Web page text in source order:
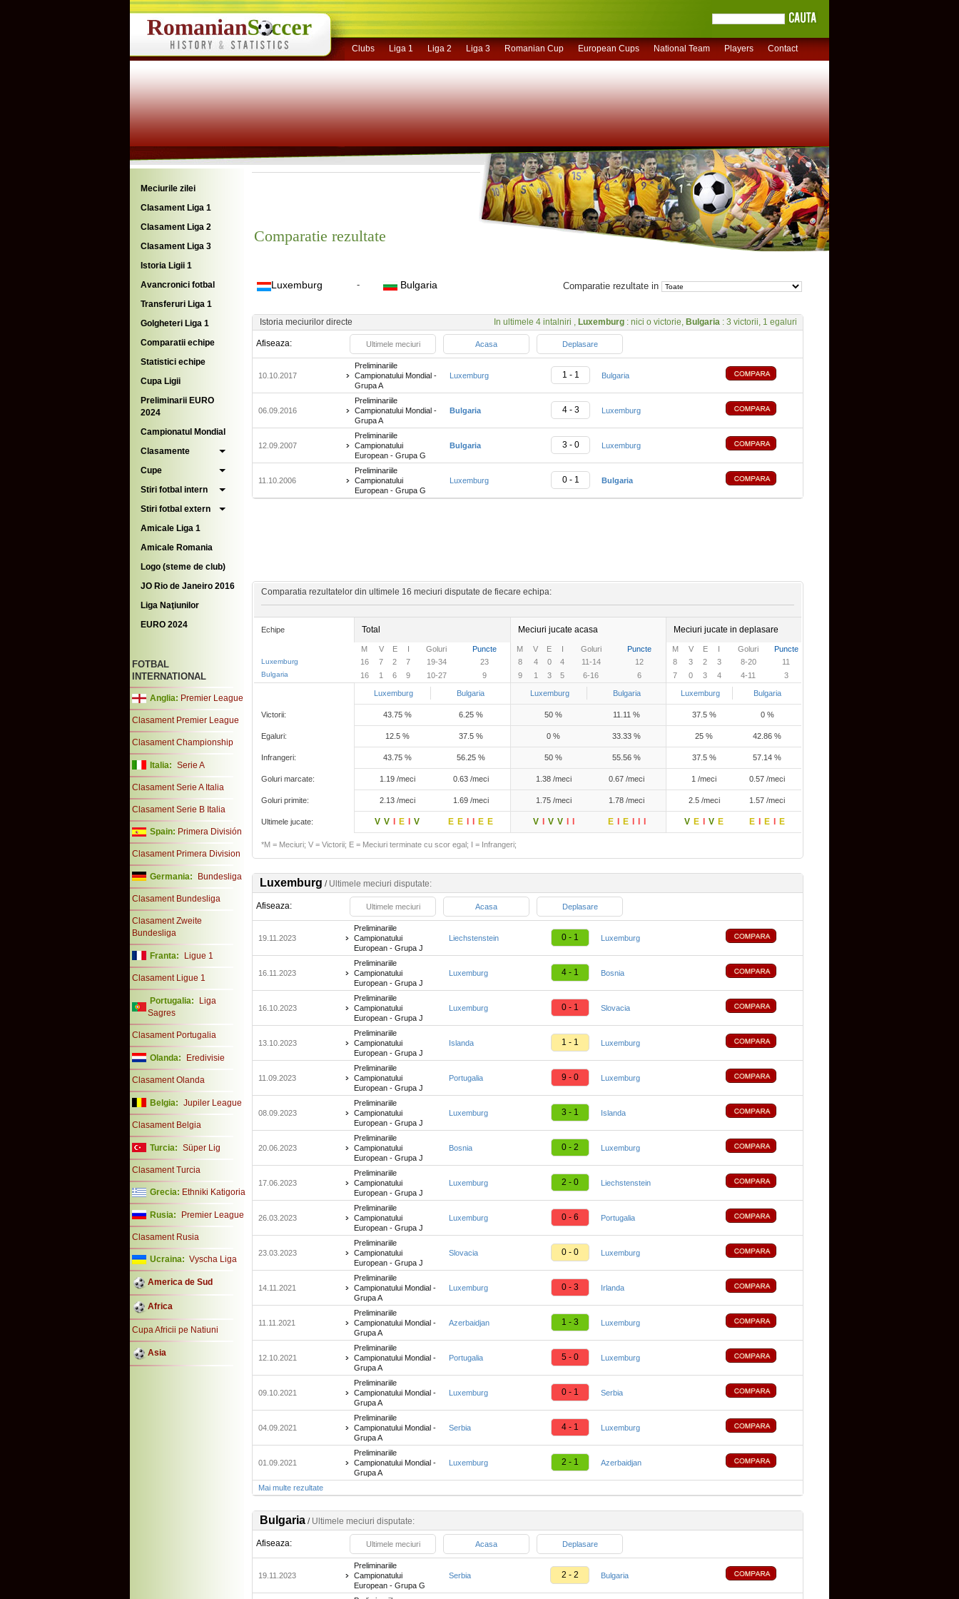
Clubs Liga 1 Liga 2 Liga 3 Romanian Cup European Cups National Team Players Contact
Meciurile zilei
Clasament Liga 1
Clasament Liga 2
Clasament Liga 3
Istoria Ligii 1
Avancronici fotbal
Transferuri Liga 1
Golgheteri Liga 1
Comparatii echipe
Statistici echipe
Cupa Ligii
Preliminarii EURO
2024
Campionatul Mondial
Clasamente
Cupe
Stiri fotbal intern
Stiri fotbal extern
Amicale Liga 1
Amicale Romania
Logo (steme de club)
JO Rio de Janeiro 2016
Liga Naţiunilor
EURO 2024
FOTBAL
INTERNATIONAL
Anglia: Premier League
Clasament Premier League
Clasament Championship
Italia: Serie A
Clasament Serie A Italia
Clasament Serie B Italia
Spain: Primera División
Clasament Primera Division
Germania: Bundesliga
Clasament Bundesliga
Clasament Zweite
Bundesliga
Franta: Ligue 1
Clasament Ligue 1
Portugalia:
Liga
Sagres
Clasament Portugalia
Olanda: Eredivisie
Clasament Olanda
Belgia: Jupiler League
Clasament Belgia
Turcia: Süper Lig
Clasament Turcia
Grecia: Ethniki Katigoria
Rusia: Premier League
Clasament Rusia
Ucraina: Vyscha Liga
America de Sud
Africa
Cupa Africii pe Natiuni
Asia
Comparatie rezultate
Luxemburg - Bulgaria Comparatie rezultate in
Istoria meciurilor directe In ultimele 4 intalniri , Luxemburg : nici o victorie, Bulgaria : 3 victorii, 1 egaluri
Afiseaza: Ultimele meciuri Acasa Deplasare
10.10.2017
Preliminariile
Campionatului Mondial -
Grupa A
Luxemburg 1 - 1 Bulgaria
06.09.2016
Preliminariile
Campionatului Mondial -
Grupa A
Bulgaria 4 - 3 Luxemburg
12.09.2007
Preliminariile
Campionatului
European - Grupa G
Bulgaria 3 - 0 Luxemburg
11.10.2006
Preliminariile
Campionatului
European - Grupa G
Luxemburg 0 - 1 Bulgaria
Comparatia rezultatelor din ultimele 16 meciuri disputate de fiecare echipa:
Echipe Total Meciuri jucate acasa Meciuri jucate in deplasare
M V E I Goluri Puncte M V E I Goluri Puncte M V E I Goluri Puncte
Luxemburg 16 7 2 7 19-34 23 8 4 0 4 11-14 12 8 3 2 3 8-20 11
Bulgaria 16 1 6 9 10-27 9 9 1 3 5 6-16 6 7 0 3 4 4-11 3
Luxemburg Bulgaria Luxemburg Bulgaria Luxemburg Bulgaria
Victorii: 43.75 % 6.25 % 50 % 11.11 % 37.5 % 0 %
Egaluri: 12.5 % 37.5 % 0 % 33.33 % 25 % 42.86 %
Infrangeri: 43.75 % 56.25 % 50 % 55.56 % 37.5 % 57.14 %
Goluri marcate: 1.19 /meci 0.63 /meci 1.38 /meci 0.67 /meci 1 /meci 0.57 /meci
Goluri primite: 2.13 /meci 1.69 /meci 1.75 /meci 1.78 /meci 2.5 /meci 1.57 /meci
Ultimele jucate: V V E V E E E E V V V E E V E V E E E E
*M = Meciuri; V = Victorii; E = Meciuri terminate cu scor egal; I = Infrangeri;
Luxemburg / Ultimele meciuri disputate:
Afiseaza: Ultimele meciuri Acasa Deplasare
19.11.2023
Preliminariile
Campionatului
European - Grupa J
Liechstenstein 0 - 1 Luxemburg
16.11.2023
Preliminariile
Campionatului
European - Grupa J
Luxemburg 4 - 1 Bosnia
16.10.2023
Preliminariile
Campionatului
European - Grupa J
Luxemburg 0 - 1 Slovacia
13.10.2023
Preliminariile
Campionatului
European - Grupa J
Islanda 1 - 1 Luxemburg
11.09.2023
Preliminariile
Campionatului
European - Grupa J
Portugalia 9 - 0 Luxemburg
08.09.2023
Preliminariile
Campionatului
European - Grupa J
Luxemburg 3 - 1 Islanda
20.06.2023
Preliminariile
Campionatului
European - Grupa J
Bosnia 0 - 2 Luxemburg
17.06.2023
Preliminariile
Campionatului
European - Grupa J
Luxemburg 2 - 0 Liechstenstein
26.03.2023
Preliminariile
Campionatului
European - Grupa J
Luxemburg 0 - 6 Portugalia
23.03.2023
Preliminariile
Campionatului
European - Grupa J
Slovacia 0 - 0 Luxemburg
14.11.2021
Preliminariile
Campionatului Mondial -
Grupa A
Luxemburg 0 - 3 Irlanda
11.11.2021
Preliminariile
Campionatului Mondial -
Grupa A
Azerbaidjan 1 - 3 Luxemburg
12.10.2021
Preliminariile
Campionatului Mondial -
Grupa A
Portugalia 5 - 0 Luxemburg
09.10.2021
Preliminariile
Campionatului Mondial -
Grupa A
Luxemburg 0 - 1 Serbia
04.09.2021
Preliminariile
Campionatului Mondial -
Grupa A
Serbia 4 - 1 Luxemburg
01.09.2021
Preliminariile
Campionatului Mondial -
Grupa A
Luxemburg 2 - 1 Azerbaidjan
Mai multe rezultate
Bulgaria / Ultimele meciuri disputate:
Afiseaza: Ultimele meciuri Acasa Deplasare
19.11.2023
Preliminariile
Campionatului
European - Grupa G
Serbia 2 - 2 Bulgaria